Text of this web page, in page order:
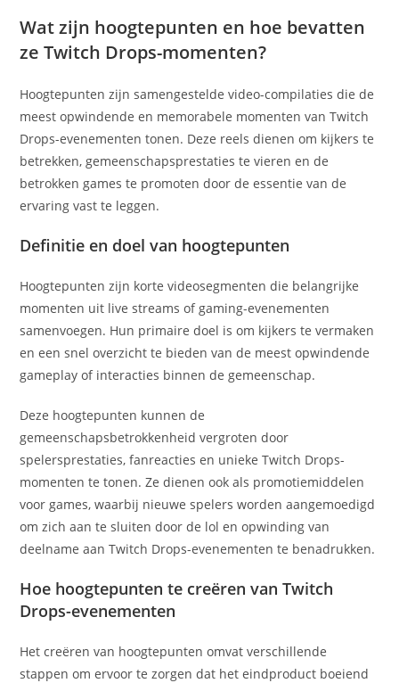
Wat zijn hoogtepunten en hoe bevatten
ze Twitch Drops-momenten?
Hoogtepunten zijn samengestelde video-compilaties die de
meest opwindende en memorabele momenten van Twitch
Drops-evenementen tonen. Deze reels dienen om kijkers te
betrekken, gemeenschapsprestaties te vieren en de
betrokken games te promoten door de essentie van de
ervaring vast te leggen.
Definitie en doel van hoogtepunten
Hoogtepunten zijn korte videosegmenten die belangrijke
momenten uit live streams of gaming-evenementen
samenvoegen. Hun primaire doel is om kijkers te vermaken
en een snel overzicht te bieden van de meest opwindende
gameplay of interacties binnen de gemeenschap.
Deze hoogtepunten kunnen de
gemeenschapsbetrokkenheid vergroten door
spelersprestaties, fanreacties en unieke Twitch Drops-
momenten te tonen. Ze dienen ook als promotiemiddelen
voor games, waarbij nieuwe spelers worden aangemoedigd
om zich aan te sluiten door de lol en opwinding van
deelname aan Twitch Drops-evenementen te benadrukken.
Hoe hoogtepunten te creëren van Twitch
Drops-evenementen
Het creëren van hoogtepunten omvat verschillende
stappen om ervoor te zorgen dat het eindproduct boeiend